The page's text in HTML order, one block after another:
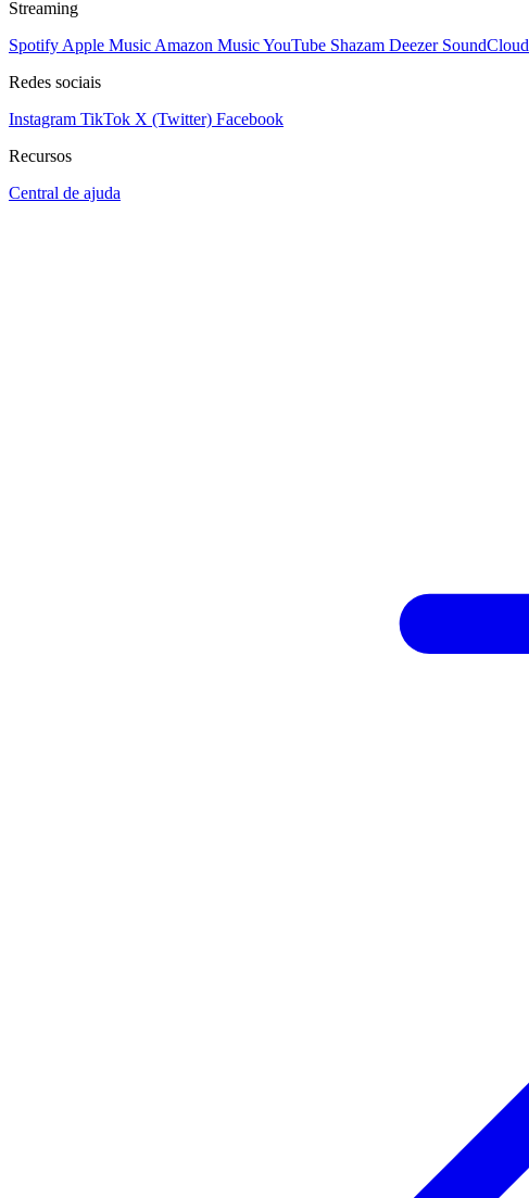
Streaming
Spotify Apple Music Amazon MusicYouTube Shazam Deezer SoundCloud
Redes sociais
Instagram TikTok X (Twitter) Facebook
Recursos
Central de ajuda